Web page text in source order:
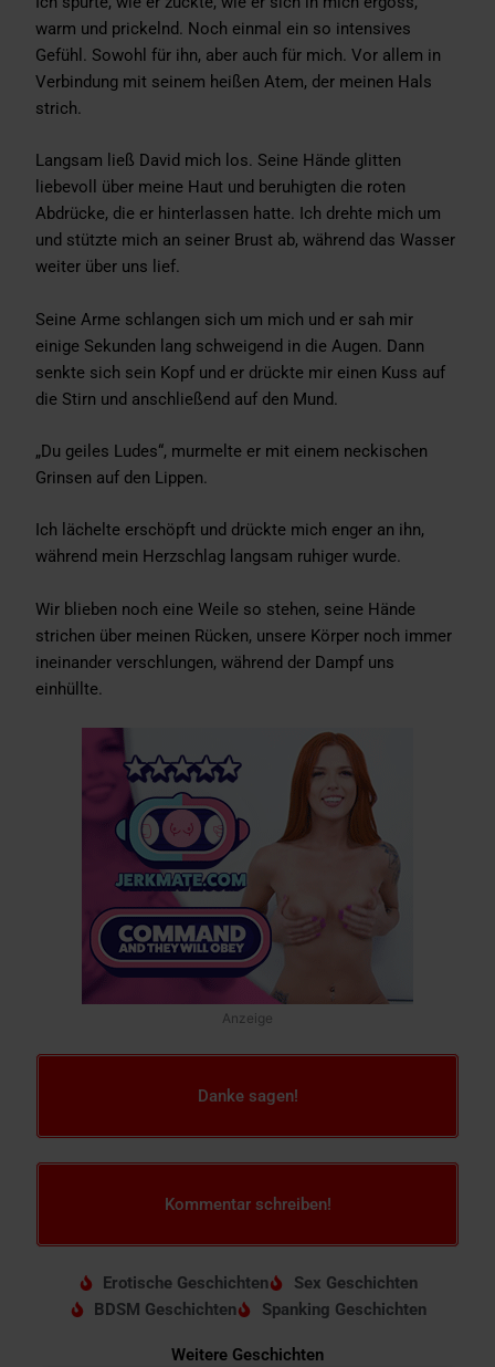
warm und prickelnd. Noch einmal ein so intensives
Gefühl. Sowohl für ihn, aber auch für mich. Vor allem in
Verbindung mit seinem heißen Atem, der meinen Hals
strich.
Langsam ließ David mich los. Seine Hände glitten
liebevoll über meine Haut und beruhigten die roten
Abdrücke, die er hinterlassen hatte. Ich drehte mich um
und stützte mich an seiner Brust ab, während das Wasser
weiter über uns lief.
Seine Arme schlangen sich um mich und er sah mir
einige Sekunden lang schweigend in die Augen. Dann
senkte sich sein Kopf und er drückte mir einen Kuss auf
die Stirn und anschließend auf den Mund.
„Du geiles Ludes“, murmelte er mit einem neckischen
Grinsen auf den Lippen.
Ich lächelte erschöpft und drückte mich enger an ihn,
während mein Herzschlag langsam ruhiger wurde.
Wir blieben noch eine Weile so stehen, seine Hände
strichen über meinen Rücken, unsere Körper noch immer
ineinander verschlungen, während der Dampf uns
einhüllte.
Anzeige
Danke sagen!
Kommentar schreiben!
Erotische Geschichten
Sex Geschichten
BDSM Geschichten
Spanking Geschichten
Weitere Geschichten